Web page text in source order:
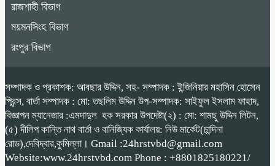
রাজশাহী বিভাগ
ময়মনসিংহ বিভাগ
রংপুর বিভাগ
সম্পাদক ও প্রকাশক: আবছার উদ্দিন, সহ- সম্পাদক : ইন্জিনিয়ার মহাসিন হোসেন
প্রিন্স, বার্তা সম্পাদক : মো: তছলিম উদ্দিন উপ-সম্পাদক: সাইফুল ইসলাম ফাহাদ,
বিজ্ঞাপন ম্যানেজার :এমদাদুল হক সরকার উপদেষ্টা(২) : মো: শামছু উদ্দিন লিটন,
(৫) দীলিপ কান্তি নাথ বার্তা ও বানিজ্যিক কার্যালয়: নিউ মার্কেট(চান্দিনা
রোড),দেবিদ্বার,কুমিল্লা। Gmail :24hrstvbd@gmail.com
Website:www.24hrstvbd.com Phone : +8801825180221/